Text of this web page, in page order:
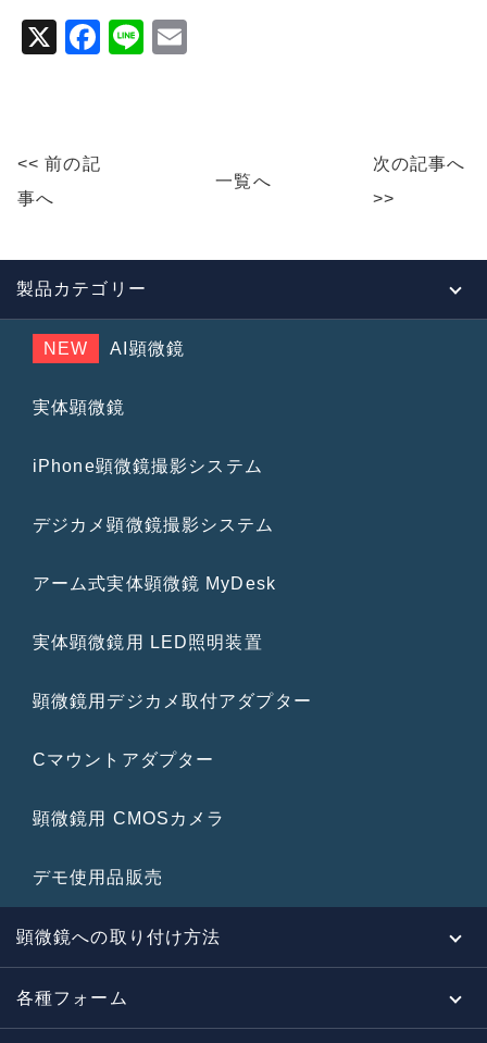
X
F
k
Li
<< 前の記
事へ
一覧へ
次の記事へ
>>
製品カテゴリー
NEW AI顕微鏡
実体顕微鏡
iPhone顕微鏡撮影システム
デジカメ顕微鏡撮影システム
アーム式実体顕微鏡 MyDesk
実体顕微鏡用 LED照明装置
顕微鏡用デジカメ取付アダプター
Cマウントアダプター
顕微鏡用 CMOSカメラ
デモ使用品販売
顕微鏡への取り付け方法
各種フォーム